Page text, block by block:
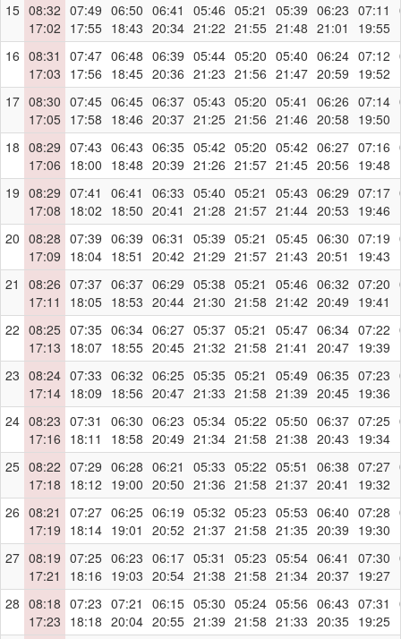
15 08:32
17:02
07:49
17:55
06:50
18:43
06:41
20:34
05:46
21:22
05:21
21:55
05:39
21:48
06:23
21:01
07:11
19:55
16 08:31
17:03
07:47
17:56
06:48
18:45
06:39
20:36
05:44
21:23
05:20
21:56
05:40
21:47
06:24
20:59
07:12
19:52
17 08:30
17:05
07:45
17:58
06:45
18:46
06:37
20:37
05:43
21:25
05:20
21:56
05:41
21:46
06:26
20:58
07:14
19:50
18 08:29
17:06
07:43
18:00
06:43
18:48
06:35
20:39
05:42
21:26
05:20
21:57
05:42
21:45
06:27
20:56
07:16
19:48
19 08:29
17:08
07:41
18:02
06:41
18:50
06:33
20:41
05:40
21:28
05:21
21:57
05:43
21:44
06:29
20:53
07:17
19:46
20 08:28
17:09
07:39
18:04
06:39
18:51
06:31
20:42
05:39
21:29
05:21
21:57
05:45
21:43
06:30
20:51
07:19
19:43
21
08:26
17:11
07:37
18:05
06:37
18:53
06:29
20:44
05:38
21:30
05:21
21:58
05:46
21:42
06:32
20:49
07:20
19:41
22 08:25
17:13
07:35
18:07
06:34
18:55
06:27
20:45
05:37
21:32
05:21
21:58
05:47
21:41
06:34
20:47
07:22
19:39
23 08:24
17:14
07:33
18:09
06:32
18:56
06:25
20:47
05:35
21:33
05:21
21:58
05:49
21:39
06:35
20:45
07:23
19:36
24 08:23
17:16
07:31
18:11
06:30
18:58
06:23
20:49
05:34
21:34
05:22
21:58
05:50
21:38
06:37
20:43
07:25
19:34
25 08:22
17:18
07:29
18:12
06:28
19:00
06:21
20:50
05:33
21:36
05:22
21:58
05:51
21:37
06:38
20:41
07:27
19:32
26 08:21
17:19
07:27
18:14
06:25
19:01
06:19
20:52
05:32
21:37
05:23
21:58
05:53
21:35
06:40
20:39
07:28
19:30
27 08:19
17:21
07:25
18:16
06:23
19:03
06:17
20:54
05:31
21:38
05:23
21:58
05:54
21:34
06:41
20:37
07:30
19:27
28 08:18
17:23
07:23
18:18
07:21
20:04
06:15
20:55
05:30
21:39
05:24
21:58
05:56
21:33
06:43
20:35
07:31
19:25